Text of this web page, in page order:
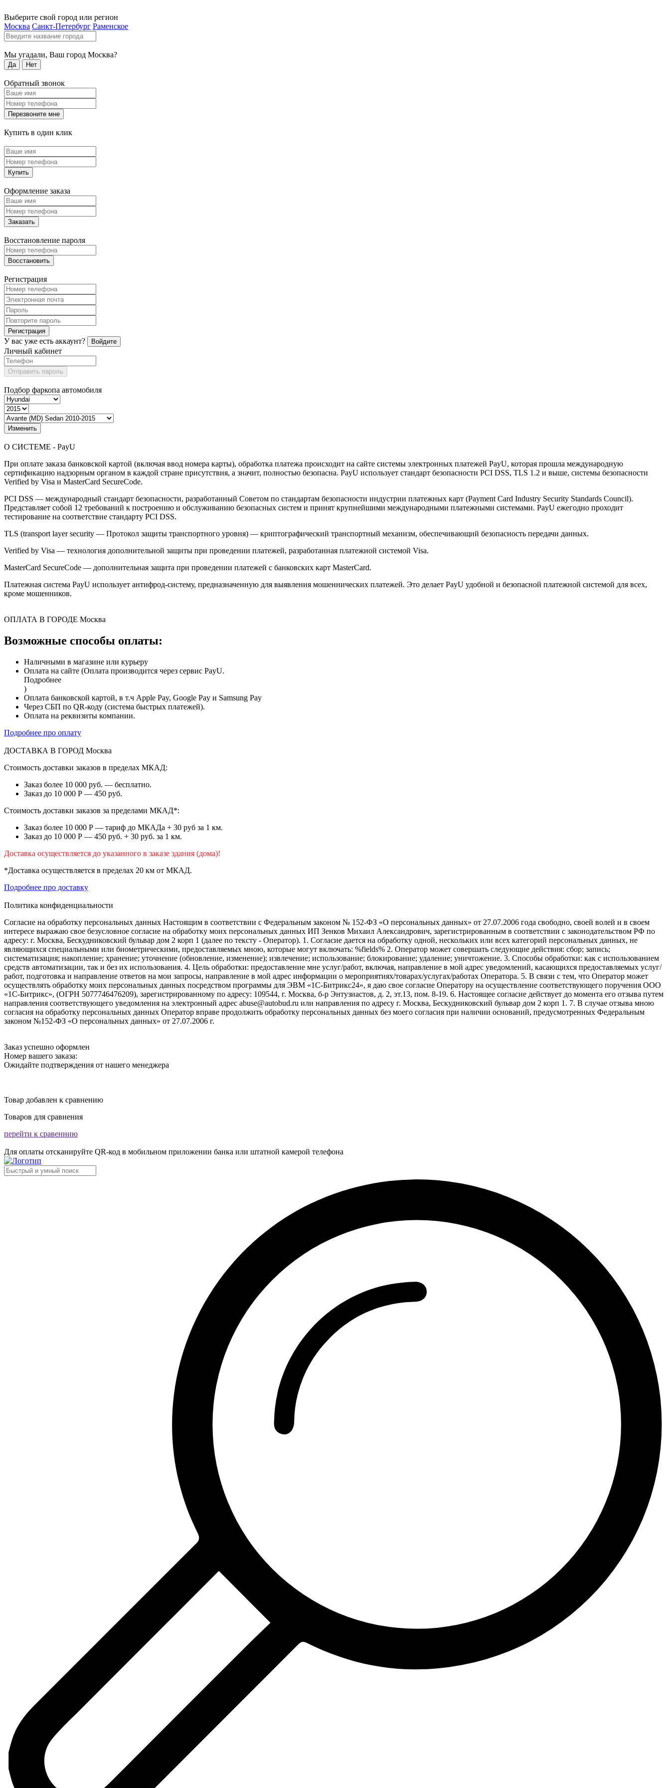
Выберите свой город или регион
Москва Санкт-Петербург Раменское
Мы угадали, Ваш город Москва?
Да Нет
Обратный звонок
Перезвоните мне
Купить в один клик
Купить
Оформление заказа
Заказать
Восстановление пароля
Восстановить
Регистрация
Регистрация
У вас уже есть аккаунт? Войдите
Личный кабинет
Отправить пароль
Подбор фаркопа автомобиля
Изменить
О СИСТЕМЕ - PayU
При оплате заказа банковской картой (включая ввод номера карты), обработка платежа происходит на сайте системы электронных платежей PayU, которая прошла международную
сертификацию надзорным органом в каждой стране присутствия, а значит, полностью безопасна. PayU использует стандарт безопасности PCI DSS, TLS 1.2 и выше, системы безопасности
Verified by Visa и MasterCard SecureCode.
PCI DSS — международный стандарт безопасности, разработанный Советом по стандартам безопасности индустрии платежных карт (Payment Card Industry Security Standards Council).
Представляет собой 12 требований к построению и обслуживанию безопасных систем и принят крупнейшими международными платежными системами. PayU ежегодно проходит
тестирование на соответствие стандарту PCI DSS.
TLS (transport layer security — Протокол защиты транспортного уровня) — криптографический транспортный механизм, обеспечивающий безопасность передачи данных.
Verified by Visa — технология дополнительной защиты при проведении платежей, разработанная платежной системой Visa.
MasterCard SecureCode — дополнительная защита при проведении платежей с банковских карт MasterCard.
Платежная система PayU использует антифрод-систему, предназначенную для выявления мошеннических платежей. Это делает PayU удобной и безопасной платежной системой для всех,
кроме мошенников.
ОПЛАТА В ГОРОДЕ Москва
Возможные способы оплаты:
Наличными в магазине или курьеру
Оплата на сайте (Оплата производится через сервис PayU.
Подробнее
)
Оплата банковской картой, в т.ч Apple Pay, Google Pay и Samsung Pay
Через СБП по QR-коду (система быстрых платежей).
Оплата на реквизиты компании.
Подробнее про оплату
ДОСТАВКА В ГОРОД Москва
Стоимость доставки заказов в пределах МКАД:
Заказ более 10 000 руб. — бесплатно.
Заказ до 10 000 Р — 450 руб.
Стоимость доставки заказов за пределами МКАД*:
Заказ более 10 000 Р — тариф до МКАДа + 30 руб за 1 км.
Заказ до 10 000 Р — 450 руб. + 30 руб. за 1 км.
Доставка осуществляется до указанного в заказе здания (дома)!
*Доставка осуществляется в пределах 20 км от МКАД.
Подробнее про доставку
Политика конфиденциальности
Согласие на обработку персональных данных Настоящим в соответствии с Федеральным законом № 152-ФЗ «О персональных данных» от 27.07.2006 года свободно, своей волей и в своем
интересе выражаю свое безусловное согласие на обработку моих персональных данных ИП Зенков Михаил Александрович, зарегистрированным в соответствии с законодательством РФ по
адресу: г. Москва, Бескудниковский бульвар дом 2 корп 1 (далее по тексту - Оператор). 1. Согласие дается на обработку одной, нескольких или всех категорий персональных данных, не
являющихся специальными или биометрическими, предоставляемых мною, которые могут включать: %fields% 2. Оператор может совершать следующие действия: сбор; запись;
систематизация; накопление; хранение; уточнение (обновление, изменение); извлечение; использование; блокирование; удаление; уничтожение. 3. Способы обработки: как с использованием
средств автоматизации, так и без их использования. 4. Цель обработки: предоставление мне услуг/работ, включая, направление в мой адрес уведомлений, касающихся предоставляемых услуг/
работ, подготовка и направление ответов на мои запросы, направление в мой адрес информации о мероприятиях/товарах/услугах/работах Оператора. 5. В связи с тем, что Оператор может
осуществлять обработку моих персональных данных посредством программы для ЭВМ «1С-Битрикс24», я даю свое согласие Оператору на осуществление соответствующего поручения ООО
«1С-Битрикс», (ОГРН 5077746476209), зарегистрированному по адресу: 109544, г. Москва, б-р Энтузиастов, д. 2, эт.13, пом. 8-19. 6. Настоящее согласие действует до момента его отзыва путем
направления соответствующего уведомления на электронный адрес abuse@autobud.ru или направления по адресу г. Москва, Бескудниковский бульвар дом 2 корп 1. 7. В случае отзыва мною
согласия на обработку персональных данных Оператор вправе продолжить обработку персональных данных без моего согласия при наличии оснований, предусмотренных Федеральным
законом №152-ФЗ «О персональных данных» от 27.07.2006 г.
Заказ успешно оформлен
Номер вашего заказа:
Ожидайте подтверждения от нашего менеджера
Товар добавлен к сравнению
Товаров для сравнения
перейти к сравеннию
Для оплаты отсканируйте QR-код в мобильном приложении банка или штатной камерой телефона